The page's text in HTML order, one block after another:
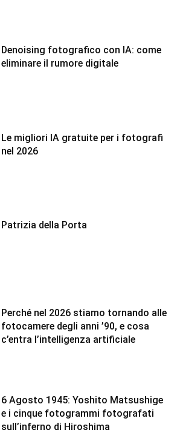
Denoising fotografico con IA: come
eliminare il rumore digitale
Le migliori IA gratuite per i fotografi
nel 2026
Patrizia della Porta
Perché nel 2026 stiamo tornando alle
fotocamere degli anni ’90, e cosa
c’entra l’intelligenza artificiale
6 Agosto 1945: Yoshito Matsushige
e i cinque fotogrammi fotografati
sull’inferno di Hiroshima